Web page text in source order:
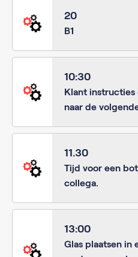
20
B1
10:30
Klant instructies
naar de
11.30
Tijd voor een
collega.
13:00
Glas plaatsen in